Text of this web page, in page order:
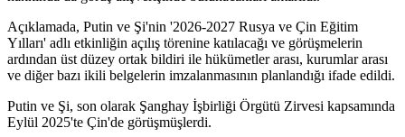
Açıklamada, Putin ve Şi'nin '2026-2027 Rusya ve Çin Eğitim
Yılları' adlı etkinliğin açılış törenine katılacağı ve görüşmelerin
ardından üst düzey ortak bildiri ile hükümetler arası, kurumlar arası
ve diğer bazı ikili belgelerin imzalanmasının planlandığı ifade edildi.
Putin ve Şi, son olarak Şanghay İşbirliği Örgütü Zirvesi kapsamında
Eylül 2025'te Çin'de görüşmüşlerdi.